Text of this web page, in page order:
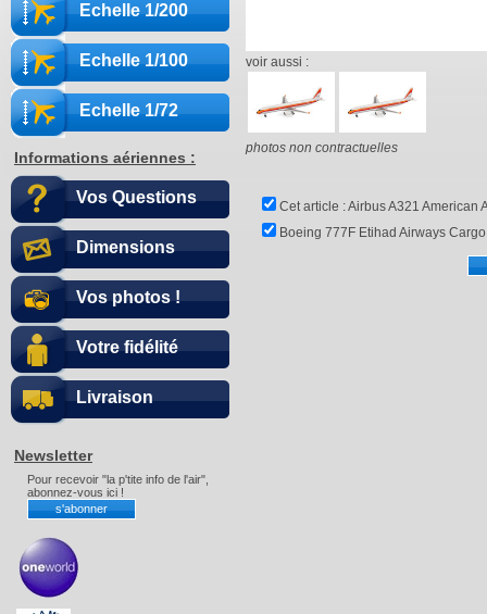
Echelle 1/200
Echelle 1/100
Echelle 1/72
Informations aériennes :
Vos Questions
Dimensions
Vos photos !
Votre fidélité
Livraison
Newsletter
Pour recevoir "la p'tite info de l'air",
abonnez-vous ici !
voir aussi :
photos non contractuelles
Cet article :Airbus A321 American
Boeing 777F Etihad Airways